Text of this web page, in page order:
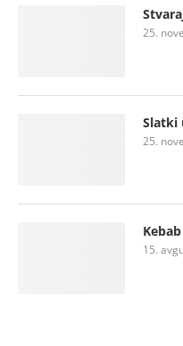
25.
Slatki
25.
15.